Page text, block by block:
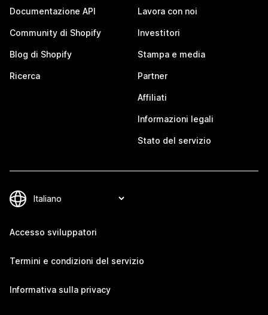
Documentazione API
Community di Shopify
Blog di Shopify
Ricerca
Lavora con noi
Investitori
Stampa e media
Partner
Affiliati
Informazioni legali
Stato del servizio
Accesso sviluppatori
Termini e condizioni del servizio
Informativa sulla privacy